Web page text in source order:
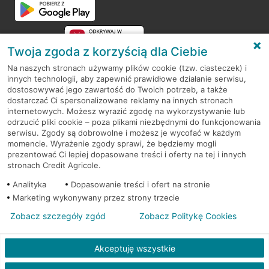
RODO
Regulamin serwisu
Mapa serwisu
PolitykaCookies
© 2026 Credit Agricole Bank Polska S.A. Wszelkie prawa zastrzeżone
Twoja zgoda z korzyścią dla Ciebie
Na naszych stronach używamy plików cookie (tzw. ciasteczek) i
innych technologii, aby zapewnić prawidłowe działanie serwisu,
dostosowywać jego zawartość do Twoich potrzeb, a także
dostarczać Ci spersonalizowane reklamy na innych stronach
internetowych. Możesz wyrazić zgodę na wykorzystywanie lub
odrzucić pliki cookie – poza plikami niezbędnymi do funkcjonowania
serwisu. Zgody są dobrowolne i możesz je wycofać w każdym
momencie. Wyrażenie zgody sprawi, że będziemy mogli
prezentować Ci lepiej dopasowane treści i oferty na tej i innych
stronach Credit Agricole.
Analityka
Dopasowanie treści i ofert na stronie
Marketing wykonywany przez strony trzecie
Akceptuję wszystkie
Zobacz szczegóły zgód Zobacz Politykę Cookies